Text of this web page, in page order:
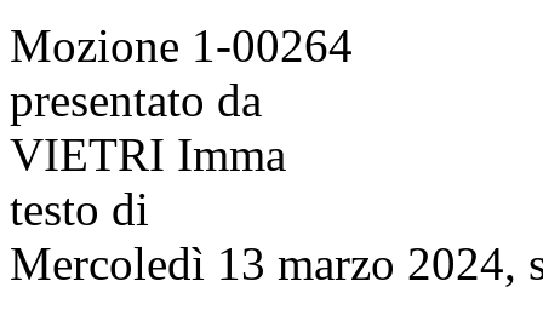
Mozione 1-00264
presentato da
VIETRI Imma
testo di
Mercoledì 13 marzo 2024,